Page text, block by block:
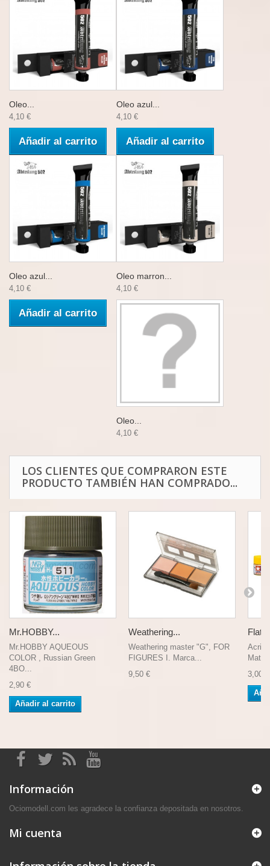
Oleo...
4,10 €
Añadir al carrito
Oleo azul...
4,10 €
Añadir al carrito
Oleo azul...
4,10 €
Añadir al carrito
Oleo marron...
4,10 €
Oleo...
4,10 €
LOS CLIENTES QUE COMPRARON ESTE
PRODUCTO TAMBIÉN HAN COMPRADO...
Mr.HOBBY...
Mr.HOBBY AQUEOUS
COLOR , Russian Green
4BO...
2,90 €
Añadir al carrito
Weathering...
Weathering master "G", FOR
FIGURES I. Marca...
9,50 €
Flat
Mate
3,00 €
Información
Ociomodell.com les agradece la confianza depositada en nosotros.
Mi cuenta